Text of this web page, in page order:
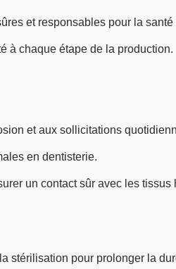
et responsables pour la
à chaque étape de la production.
et aux sollicitations
en dentisterie.
un contact sûr avec les tissus
stérilisation pour prolonger la